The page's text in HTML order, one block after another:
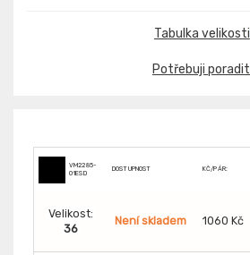
Tabulka velikosti
Potřebuji poradit
VM2285-
O1ESD
DOSTUPNOST KČ/PÁR:
Velikost:
36
Není skladem 1060 Kč